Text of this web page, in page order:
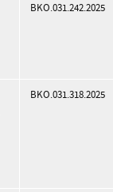
BKO.031.242.2025
BKO.031.318.2025